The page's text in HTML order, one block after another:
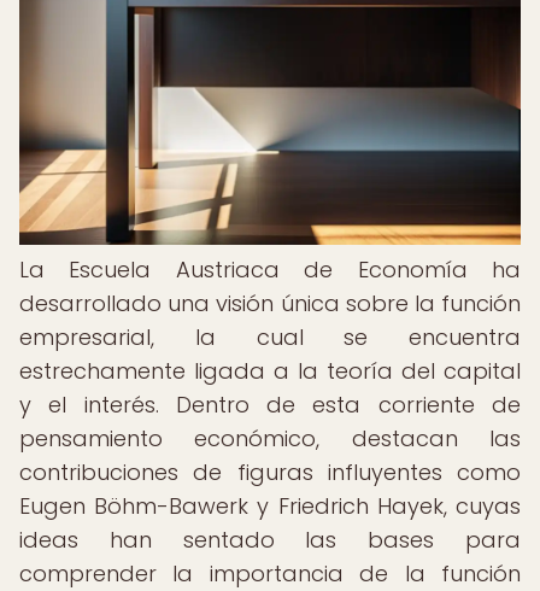
La Escuela Austriaca de Economía ha
desarrollado una visión única sobre la función
empresarial, la cual se encuentra
estrechamente ligada a la teoría del capital
y el interés. Dentro de esta corriente de
pensamiento económico, destacan las
contribuciones de figuras influyentes como
Eugen Böhm-Bawerk y Friedrich Hayek, cuyas
ideas han sentado las bases para
comprender la importancia de la función